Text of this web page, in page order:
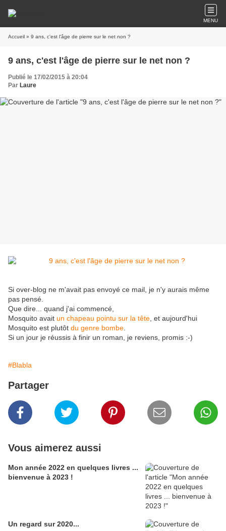
MENU
Accueil » 9 ans, c'est l'âge de pierre sur le net non ?
9 ans, c'est l'âge de pierre sur le net non ?
Publié le 17/02/2015 à 20:04
Par Laure
Si over-blog ne m'avait pas envoyé ce mail, je n'y aurais même
pas pensé.
Que dire... quand j'ai commencé,
Mosquito avait un chapeau pointu sur la tête , et aujourd'hui
Mosquito est plutôt du genre bombe
Si un jour je réussis à finir un roman, je reviens, promis :-)
#Blabla
Partager
Vous aimerez aussi
Mon année 2022 en quelques livres ...
bienvenue à 2023 !
Un regard sur 2020...